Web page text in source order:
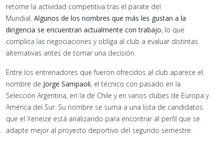
retome la actividad competitiva tras el parate del
Mundial. Algunos de los nombres que más les gustan a la
dirigencia se encuentran actualmente con trabajo, lo que
complica las negociaciones y obliga al club a evaluar distintas
alternativas antes de tomar una decisión.
Entre los entrenadores que fueron ofrecidos al club aparece el
nombre de Jorge Sampaoli, el técnico con pasado en la
Selección Argentina, en la de Chile y en varios clubes de Europa y
América del Sur. Su nombre se suma a una lista de candidatos
que el Xeneize está analizando para encontrar al perfil que se
adapte mejor al proyecto deportivo del segundo semestre.